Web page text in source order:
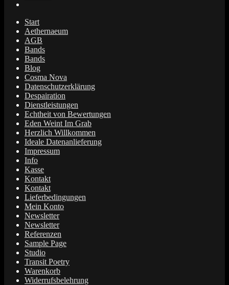
Start
Aethernaeum
AGB
Bands
Bands
Blog
Cosma Nova
Datenschutzerklärung
Despairation
Dienstleistungen
Echtheit von Bewertungen
Eden Weint Im Grab
Herzlich Willkommen
Ideale Datenanlieferung
Impressum
Info
Kasse
Kontakt
Kontakt
Lieferbedingungen
Mein Konto
Newsletter
Newsletter
Referenzen
Sample Page
Studio
Transit Poetry
Warenkorb
Widerrufsbelehrung